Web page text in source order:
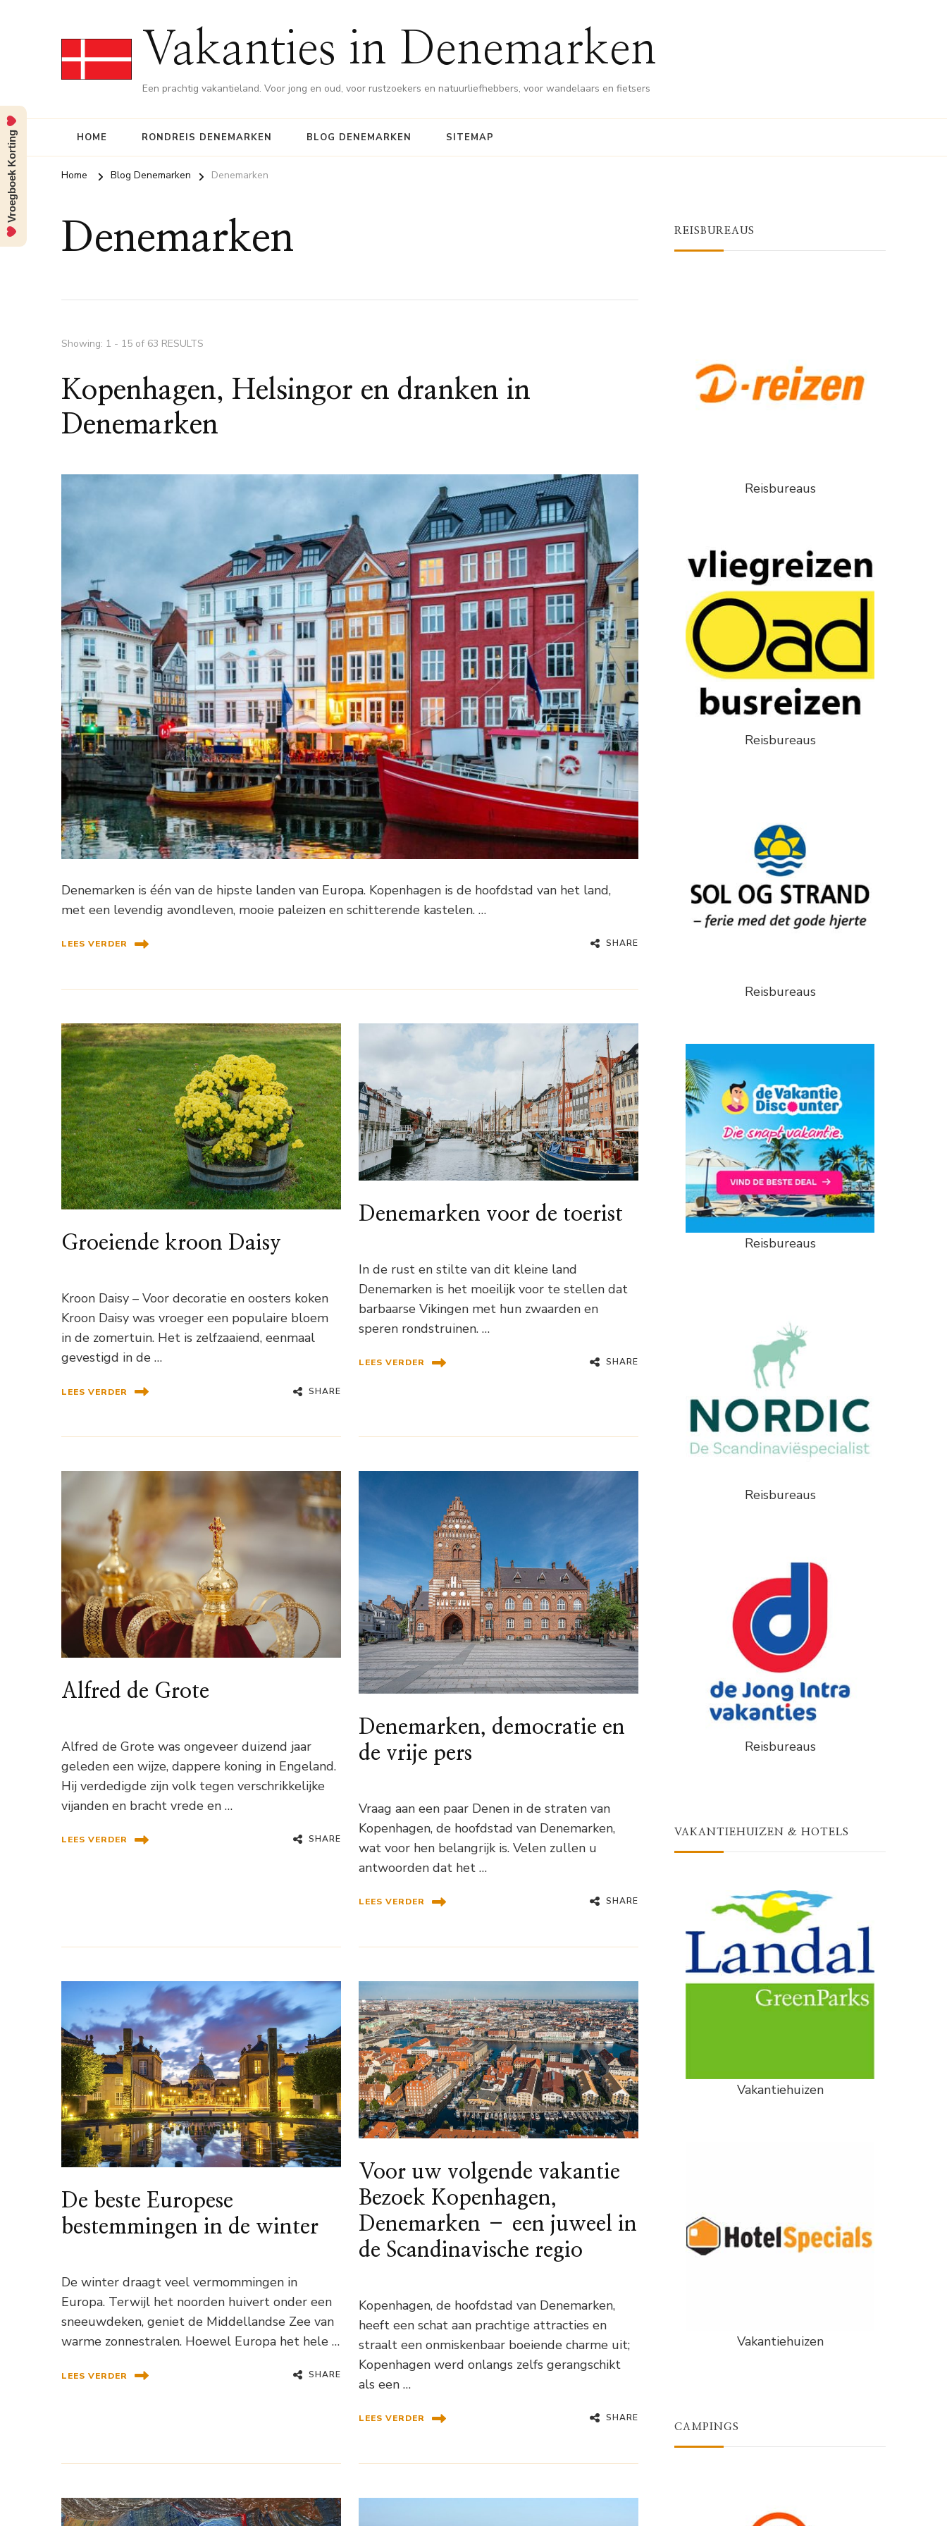
Vakanties in Denemarken
Een prachtig vakantieland. Voor jong en oud, voor rustzoekers en natuurliefhebbers, voor wandelaars en fietsers
HOME RONDREIS DENEMARKEN BLOG DENEMARKEN SITEMAP
Home Blog Denemarken Denemarken
Denemarken
Showing: 1 - 15 of 63 RESULTS
Kopenhagen, Helsingor en dranken in
Denemarken
Denemarken is één van de hipste landen van Europa. Kopenhagen is de hoofdstad van het land,
met een levendig avondleven, mooie paleizen en schitterende kastelen. …
LEES VERDER SHARE
Groeiende kroon Daisy
Kroon Daisy – Voor decoratie en oosters koken
Kroon Daisy was vroeger een populaire bloem
in de zomertuin. Het is zelfzaaiend, eenmaal
gevestigd in de …
LEES VERDER SHARE
Denemarken voor de toerist
In de rust en stilte van dit kleine land
Denemarken is het moeilijk voor te stellen dat
barbaarse Vikingen met hun zwaarden en
speren rondstruinen. …
LEES VERDER SHARE
Alfred de Grote
Alfred de Grote was ongeveer duizend jaar
geleden een wijze, dappere koning in Engeland.
Hij verdedigde zijn volk tegen verschrikkelijke
vijanden en bracht vrede en …
LEES VERDER SHARE
Denemarken, democratie en
de vrije pers
Vraag aan een paar Denen in de straten van
Kopenhagen, de hoofdstad van Denemarken,
wat voor hen belangrijk is. Velen zullen u
antwoorden dat het …
LEES VERDER SHARE
De beste Europese
bestemmingen in de winter
De winter draagt ​​veel vermommingen in
Europa. Terwijl het noorden huivert onder een
sneeuwdeken, geniet de Middellandse Zee van
warme zonnestralen. Hoewel Europa het hele …
LEES VERDER SHARE
Voor uw volgende vakantie
Bezoek Kopenhagen,
Denemarken – een juweel in
de Scandinavische regio
Kopenhagen, de hoofdstad van Denemarken,
heeft een schat aan prachtige attracties en
straalt een onmiskenbaar boeiende charme uit;
Kopenhagen werd onlangs zelfs gerangschikt
als een …
LEES VERDER SHARE
REISBUREAUS
Reisbureaus
Reisbureaus
Reisbureaus
Reisbureaus
Reisbureaus
Reisbureaus
VAKANTIEHUIZEN & HOTELS
Vakantiehuizen
Vakantiehuizen
CAMPINGS
Vroegboek Korting